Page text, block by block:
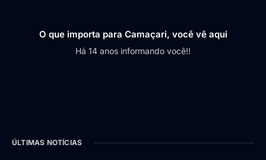
O que importa para Camaçari, você vê aqui
Há 14 anos informando você!!
ÚLTIMAS NOTÍCIAS